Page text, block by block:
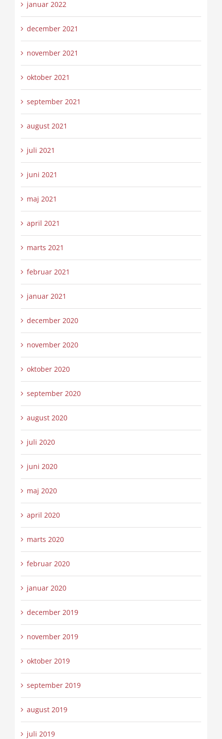
januar 2022
december 2021
november 2021
oktober 2021
september 2021
august 2021
juli 2021
juni 2021
maj 2021
april 2021
marts 2021
februar 2021
januar 2021
december 2020
november 2020
oktober 2020
september 2020
august 2020
juli 2020
juni 2020
maj 2020
april 2020
marts 2020
februar 2020
januar 2020
december 2019
november 2019
oktober 2019
september 2019
august 2019
juli 2019